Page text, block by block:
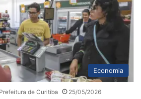
Economia
de Curitiba 25/05/2026